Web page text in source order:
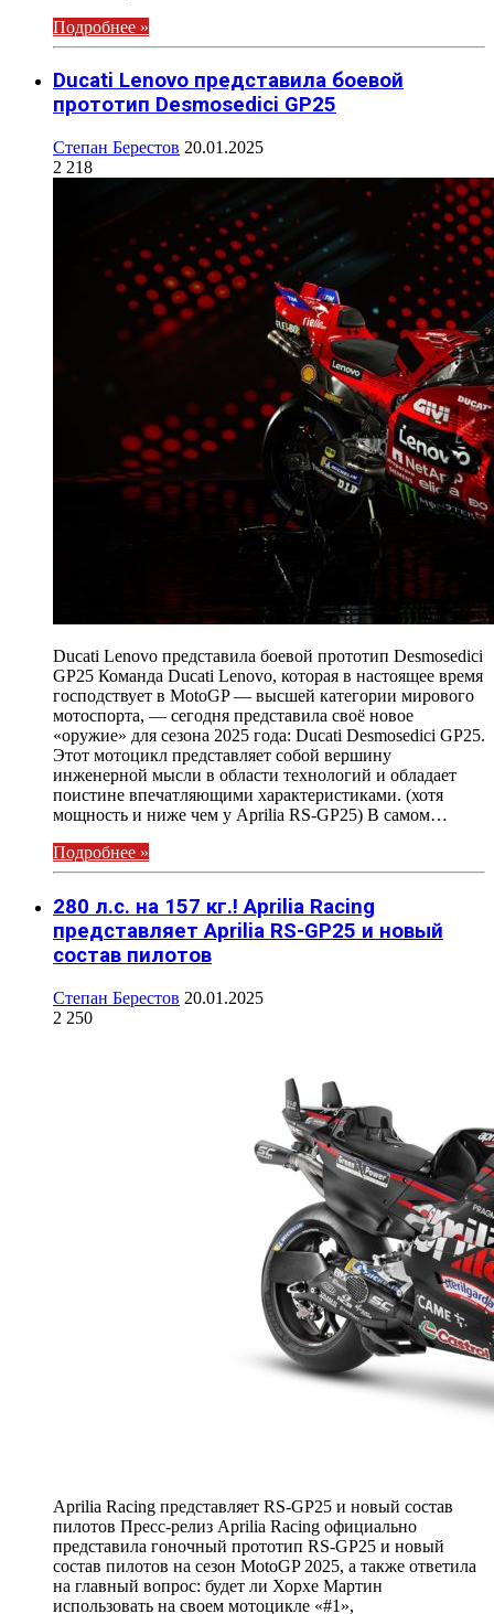
Подробнее »
Ducati Lenovo представила боевой
прототип Desmosedici GP25
Степан Берестов 20.01.2025
2 218
Ducati Lenovo представила боевой прототип Desmosedici
GP25 Команда Ducati Lenovo, которая в настоящее время
господствует в MotoGP — высшей категории мирового
мотоспорта, — сегодня представила своё новое
«оружие» для сезона 2025 года: Ducati Desmosedici GP25.
Этот мотоцикл представляет собой вершину
инженерной мысли в области технологий и обладает
поистине впечатляющими характеристиками. (хотя
мощность и ниже чем у Aprilia RS-GP25) В самом…
Подробнее »
280 л.с. на 157 кг.! Aprilia Racing
представляет Aprilia RS-GP25 и новый
состав пилотов
Степан Берестов 20.01.2025
2 250
Aprilia Racing представляет RS-GP25 и новый состав
пилотов Пресс-релиз Aprilia Racing официально
представила гоночный прототип RS-GP25 и новый
состав пилотов на сезон MotoGP 2025, а также ответила
на главный вопрос: будет ли Хорхе Мартин
использовать на своем мотоцикле «#1»,